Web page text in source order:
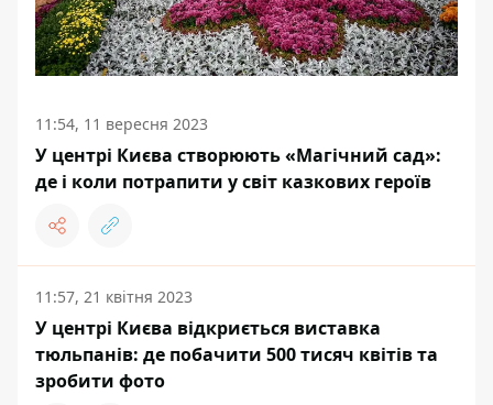
11:54, 11 вересня 2023
У центрі Києва створюють «Магічний сад»:
де і коли потрапити у світ казкових героїв
11:57, 21 квітня 2023
У центрі Києва відкриється виставка
тюльпанів: де побачити 500 тисяч квітів та
зробити фото